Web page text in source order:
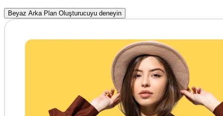
Beyaz Arka Plan Oluşturucuyu deneyin